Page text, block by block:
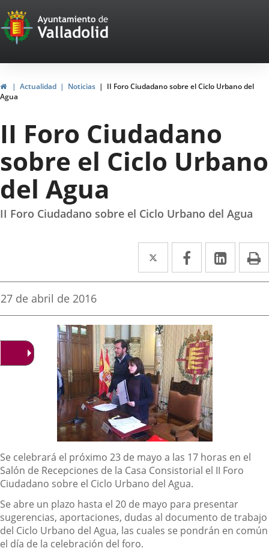
Portal
Web
del
Ayuntamiento
de
Valladolid
InicioActualidad Noticias
II Foro Ciudadano sobre el Ciclo Urbano del
Agua
II Foro Ciudadano
sobre el Ciclo Urbano
del Agua
II Foro Ciudadano sobre el Ciclo Urbano del Agua
Twitter
Enlace
a
aplicación
externa.
Facebook
Enlace
a
aplicación
externa.
Enlace
a
Fecha
la
27 de abril de 2016
Descripción
Se celebrará el próximo 23 de mayo a las 17 horas en el
Salón de Recepciones de la Casa Consistorial el II Foro
Ciudadano sobre el Ciclo Urbano del Agua.
Se abre un plazo hasta el 20 de mayo para presentar
sugerencias, aportaciones, dudas al documento de trabajo
del Ciclo Urbano del Agua, las cuales se pondrán en común
el día de la celebración del foro.